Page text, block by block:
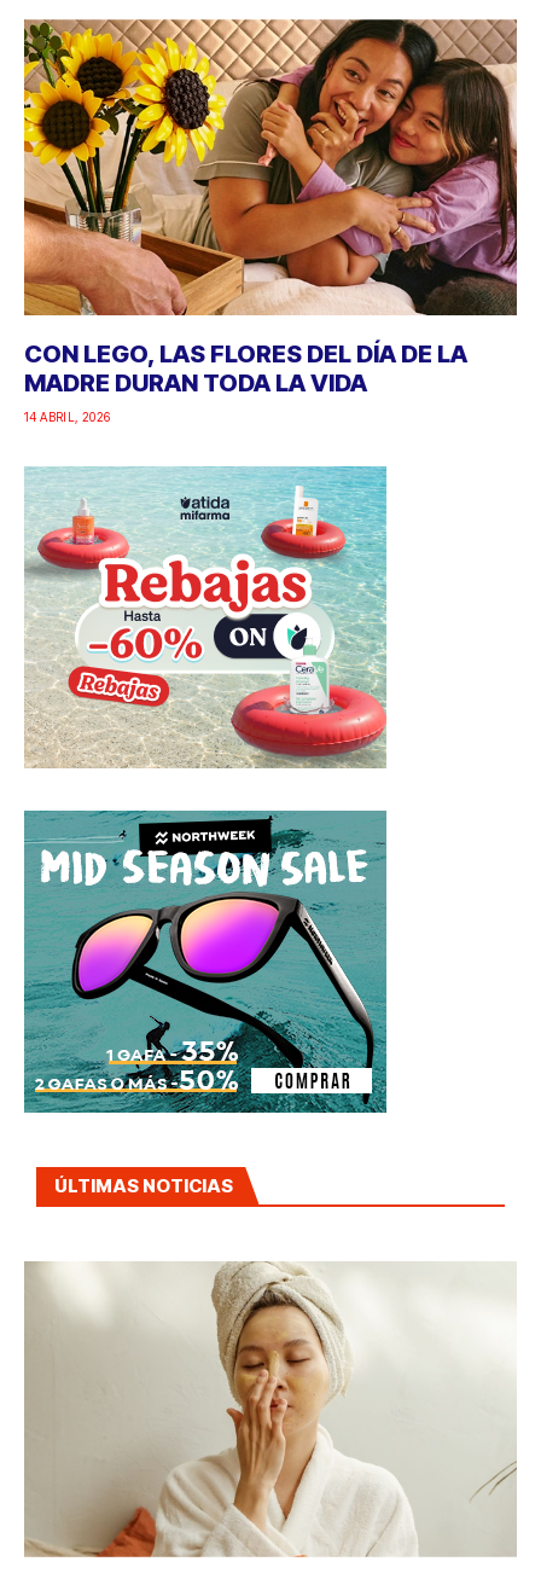
CON LEGO, LAS FLORES DEL DÍA DE LA
MADRE DURAN TODA LA VIDA
14 ABRIL, 2026
ÚLTIMAS NOTICIAS